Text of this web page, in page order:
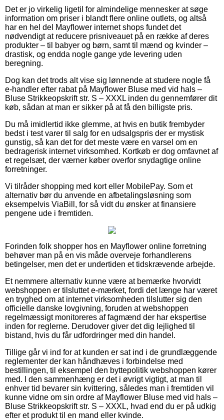
Det er jo virkelig ligetil for almindelige mennesker at søge
information om priser i blandt flere online outlets, og altså
har en hel del Mayflower internet shops fundet det
nødvendigt at reducere prisniveauet på en række af deres
produkter – til babyer og børn, samt til mænd og kvinder –
drastisk, og endda nogle gange yde levering uden
beregning.
Dog kan det trods alt vise sig lønnende at studere nogle få
e-handler efter rabat på Mayflower Bluse med vid hals –
Bluse Strikkeopskrift str. S – XXXL inden du gennemfører dit
køb, sådan at man er sikker på at få den billigste pris.
Du må imidlertid ikke glemme, at hvis en butik frembyder
bedst i test varer til salg for en udsalgspris der er mystisk
gunstig, så kan det for det meste være en varsel om en
bedragerisk internet virksomhed. Kortkøb er dog omfavnet af
et regelsæt, der værner køber overfor snydagtige online
forretninger.
Vi tilråder shopping med kort eller MobilePay. Som et
alternativ bør du anvende en afbetalingsløsning som
eksempelvis ViaBill, for så vidt du ønsker at finansiere
pengene ude i fremtiden.
Forinden folk shopper hos en Mayflower online forretning
behøver man på en vis måde overveje forhandlerens
betingelser, men det er undertiden et tidskrævende arbejde.
Et nemmere alternativ kunne være at bemærke hvorvidt
webshoppen er tilsluttet e-mærket, fordi det længe har været
en tryghed om at internet virksomheden tilslutter sig den
officielle danske lovgivning, foruden at webshoppen
regelmæssigt monitoreres af fagmænd der har ekspertise
inden for reglerne. Derudover giver det dig lejlighed til
bistand, hvis du får udfordringer med din handel.
Tillige går vi ind for at kunden er sat ind i de grundlæggende
reglementer der kan håndhæves i forbindelse med
bestillingen, til eksempel den byttepolitik webshoppen kører
med. I den sammenhæng er det i øvrigt vigtigt, at man til
enhver tid bevarer sin kvittering, således man i fremtiden vil
kunne vidne om sin ordre af Mayflower Bluse med vid hals –
Bluse Strikkeopskrift str. S – XXXL, hvad end du er på udkig
efter et produkt til en mand eller kvinde.